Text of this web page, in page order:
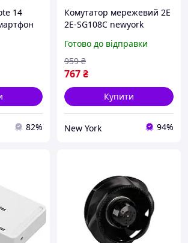
14
82%
Комутатор мережевий 2E
2E-SG108C newyork
Готово до відправки
767₴
959 ₴
Купити
New York 94%